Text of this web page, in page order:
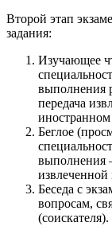
Второй этап
задания:
Изучающее
выполнения
передача
иностранном
Беглое
выполнения
Беседа с
вопросам,
(соискателя).